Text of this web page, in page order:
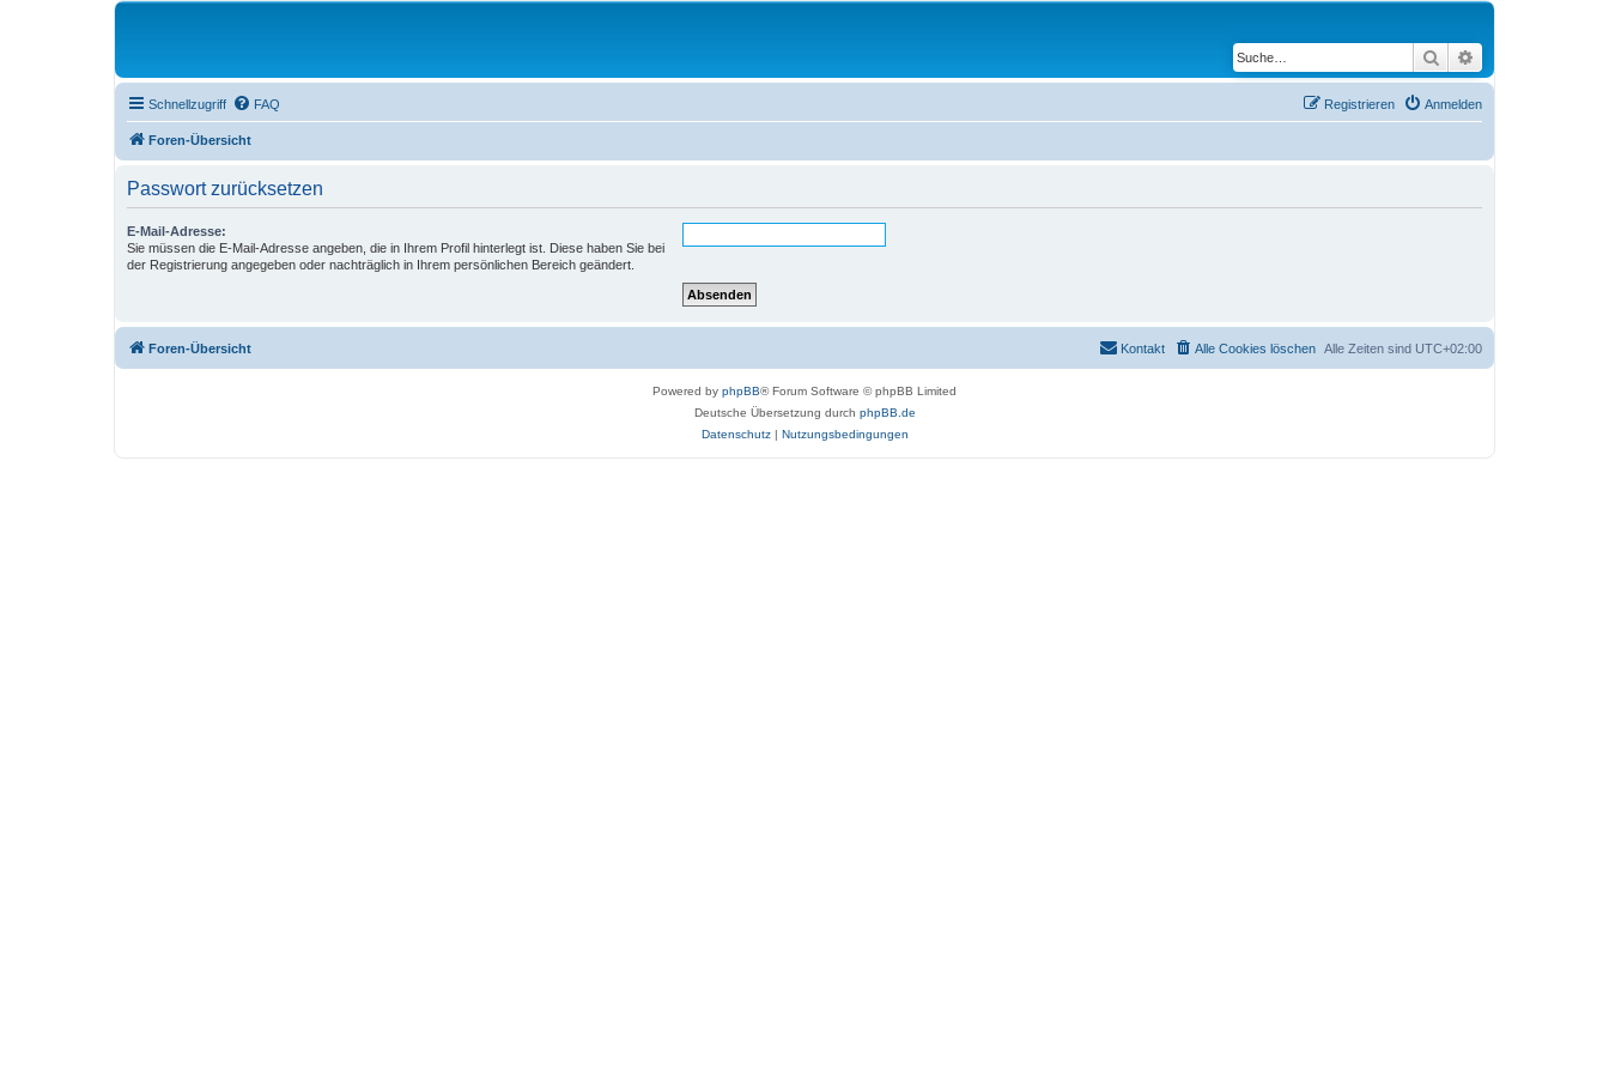
Suche
Schnellzugriff FAQ Anmelden
Registrieren
Foren-Übersicht
Passwort zurücksetzen
E-Mail-Adresse:
Sie müssen die E-Mail-Adresse angeben, die in Ihrem Profil hinterlegt ist. Diese haben Sie bei
der Registrierung angegeben oder nachträglich in Ihrem persönlichen Bereich geändert.
Foren-Übersicht Alle Zeiten sind UTC+02:00
Alle Cookies löschen
Kontakt
Powered by phpBB® Forum Software © phpBB Limited
Deutsche Übersetzung durch phpBB.de
Datenschutz| Nutzungsbedingungen